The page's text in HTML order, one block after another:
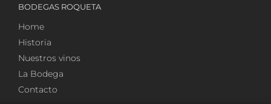
BODEGAS ROQUETA
Home
Historia
Nuestros vinos
La Bodega
Contacto